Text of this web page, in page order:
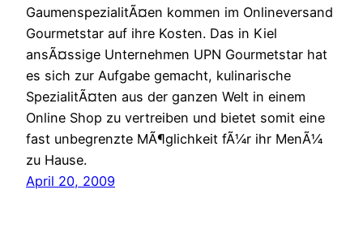
GaumenspezialitÃ¤en kommen im Onlineversand
Gourmetstar auf ihre Kosten. Das in Kiel
ansÃ¤ssige Unternehmen UPN Gourmetstar hat
es sich zur Aufgabe gemacht, kulinarische
SpezialitÃ¤ten aus der ganzen Welt in einem
Online Shop zu vertreiben und bietet somit eine
fast unbegrenzte MÃ¶glichkeit fÃ¼r ihr MenÃ¼
zu Hause.
April 20, 2009